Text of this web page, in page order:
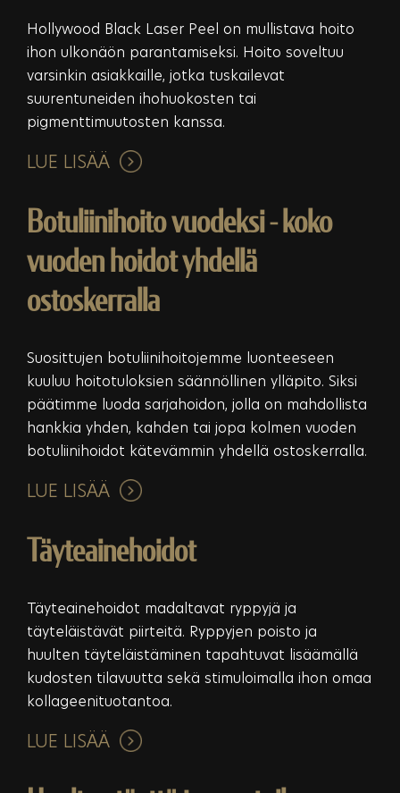
Hollywood Black Laser Peel on mullistava hoito
ihon ulkonäön parantamiseksi. Hoito soveltuu
varsinkin asiakkaille, jotka tuskailevat
suurentuneiden ihohuokosten tai
pigmenttimuutosten kanssa.
LUE LISÄÄ
Botuliinihoito vuodeksi - koko
vuoden hoidot yhdellä
ostoskerralla
Suosittujen botuliinihoitojemme luonteeseen
kuuluu hoitotuloksien säännöllinen ylläpito. Siksi
päätimme luoda sarjahoidon, jolla on mahdollista
hankkia yhden, kahden tai jopa kolmen vuoden
botuliinihoidot kätevämmin yhdellä ostoskerralla.
LUE LISÄÄ
Täyteainehoidot
Täyteainehoidot madaltavat ryppyjä ja
täyteläistävät piirteitä. Ryppyjen poisto ja
huulten täyteläistäminen tapahtuvat lisäämällä
kudosten tilavuutta sekä stimuloimalla ihon omaa
kollageenituotantoa.
LUE LISÄÄ